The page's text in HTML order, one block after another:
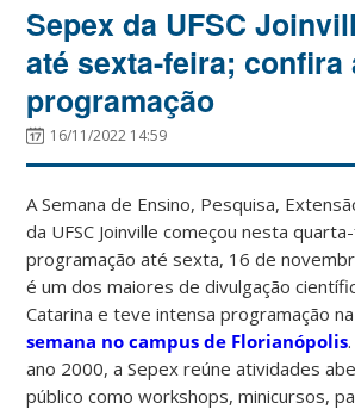
Sepex da UFSC
até sexta-feira; confira
programação
16/11/2022 14:59
A Semana de Ensino, Pesquisa,
da UFSC Joinville começou nesta
programação até sexta, 16 de
é um dos maiores de divulgação
Catarina e teve intensa programação na
semana no campus de Florianópolis
ano 2000, a Sepex reúne atividades
público como workshops, minicursos,